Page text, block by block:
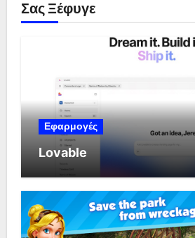
Σας Ξέφυγε
Εφαρμογές
Lovable